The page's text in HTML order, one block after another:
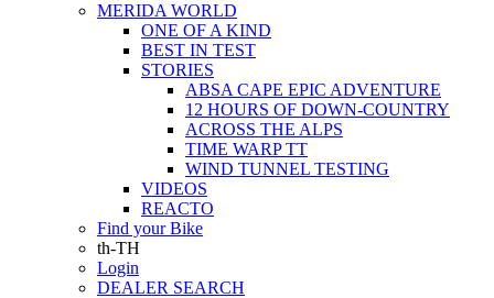
MERIDA WORLD
ONE OF A KIND
BEST IN TEST
STORIES
ABSA CAPE EPIC ADVENTURE
12 HOURS OF DOWN-COUNTRY
ACROSS THE ALPS
TIME WARP TT
WIND TUNNEL TESTING
VIDEOS
REACTO
Find your Bike
th-TH
Login
DEALER SEARCH